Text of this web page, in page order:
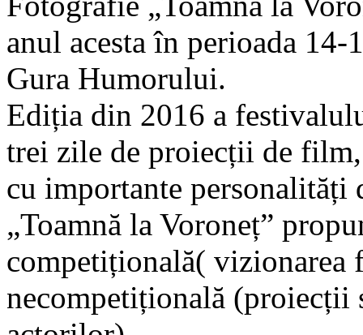
anul acesta în perioada
Gura Humorului.
Ediția din 2016 a
trei zile de proiecții de
cu importante
„Toamnă la Voroneț”
competițională( vizionarea
necompetițională (proiecții